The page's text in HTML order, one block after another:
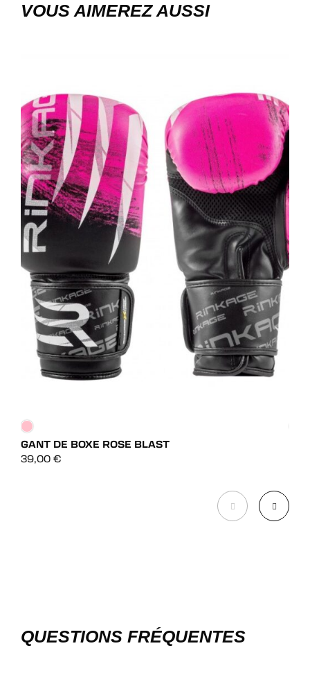
VOUS AIMEREZ AUSSI
GANT DE BOXE ROSE BLAST
39,00 €
QUESTIONS FRÉQUENTES